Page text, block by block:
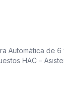
Automática de
HAC –
Cierre
para silla
y entrada auxiliar